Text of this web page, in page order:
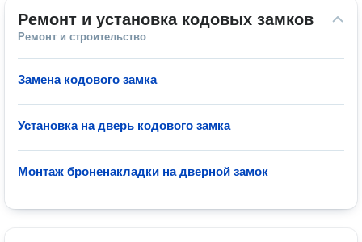
Ремонт и установка кодовых замков
Ремонт и строительство
—
Замена кодового замка
—
Установка на дверь кодового замка
—
Монтаж броненакладки на дверной замок